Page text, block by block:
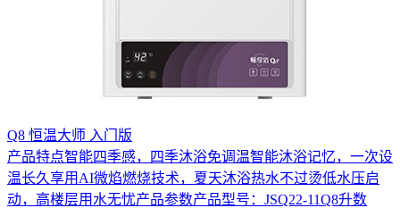
Q8 恒温大师 入门版
产品特点智能四季感，四季沐浴免调温智能沐浴记忆，一次设
温长久享用AI微焰燃烧技术，夏天沐浴热水不过烫低水压启
动，高楼层用水无忧产品参数产品型号：JSQ22-11Q8升数